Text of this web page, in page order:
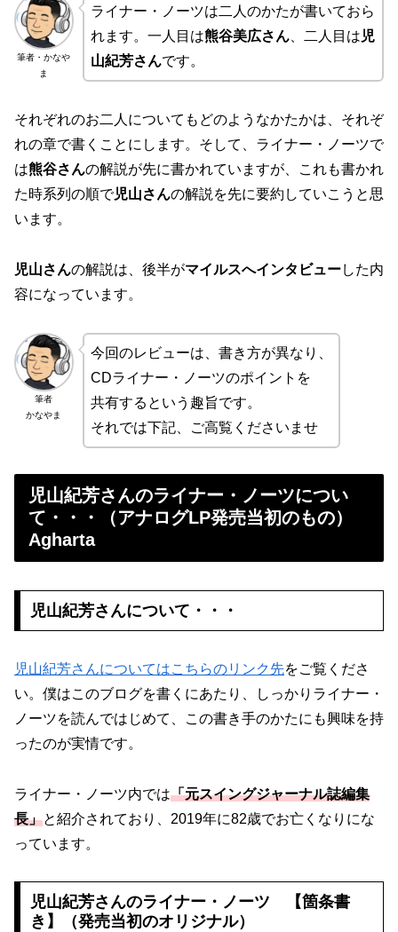
筆者・かなや
ま
ライナー・ノーツは二人のかたが書いておら
れます。一人目は熊谷美広さん、二人目は 児
山紀芳さんです。
それぞれのお二人についてもどのようなかたかは、それぞ
れの章で書くことにします。そして、ライナー・ノーツで
は熊谷さんの解説が先に書かれていますが、これも書かれ
た時系列の順で児山さんの解説を先に要約していこうと思
います。
児山さんの解説は、後半がマイルスへインタビューした内
容になっています。
筆者
かなやま
今回のレビューは、書き方が異なり、
CDライナー・ノーツのポイントを
共有するという趣旨です。
それでは下記、ご高覧くださいませ
児山紀芳さんのライナー・ノーツについ
て・・・（アナログLP発売当初のもの）
Agharta
児山紀芳さんについて・・・
児山紀芳さんについてはこちらのリンク先をご覧くださ
い。僕はこのブログを書くにあたり、しっかりライナー・
ノーツを読んではじめて、この書き手のかたにも興味を持
ったのが実情です。
ライナー・ノーツ内では「元スイングジャーナル誌編集
長」と紹介されており、2019年に82歳でお亡くなりにな
っています。
児山紀芳さんのライナー・ノーツ 【箇条書
き】（発売当初のオリジナル）